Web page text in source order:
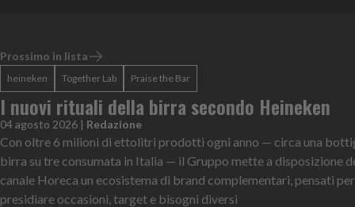
Prossimo in lista
heineken Together Lab Praise the Bar
I nuovi rituali della birra secondo Heineken
04 agosto 2026 | Redazione
Con oltre 6 milioni di ettolitri prodotti ogni anno — circa una
birra su tre consumata in Italia — il Gruppo mette a disposizione
canale Horeca un ecosistema di brand complementari, pensati per
presidiare occasioni, target e bisogni diversi